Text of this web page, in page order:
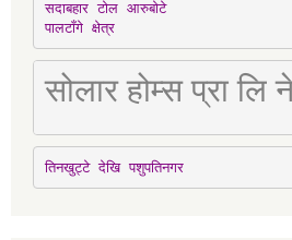
सदाबहार टोल आरुबोटे
पालटाँगे क्षेत्र
सोलार होम्स प्रा
तिनखुट्टे देखि पशुपतिनगर